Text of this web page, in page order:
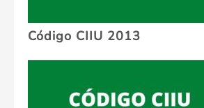
Código CIIU 2013